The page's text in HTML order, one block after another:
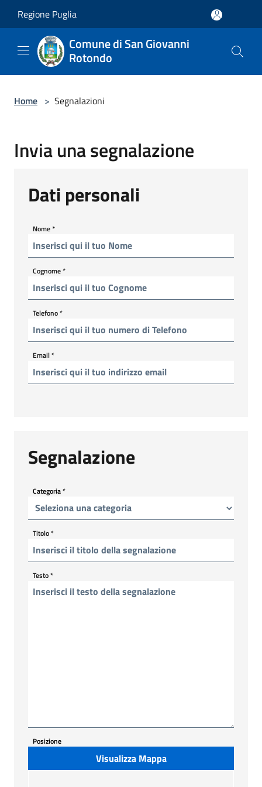
Regione Puglia
Comune di San Giovanni
Rotondo
Home > Segnalazioni
Invia una segnalazione
Dati personali
Nome*
Cognome*
Telefono*
Email*
Segnalazione
Categoria*
Titolo*
Testo*
Posizione
Visualizza Mappa